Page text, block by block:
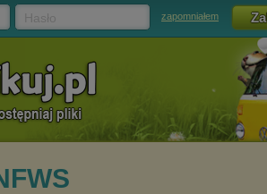
zapomniałem